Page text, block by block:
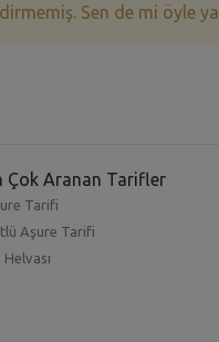
Sen de mi öyle
Çok Aranan Tarifler
Tarifi
Aşure Tarifi
Helvası